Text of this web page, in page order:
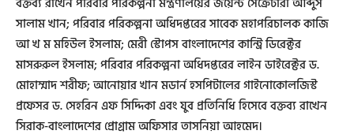
সালাম খান; পরিবার পরিকল্পনা অধিদপ্তরের সাবেক মহাপরিচালক কাজি
আ খ ম মহিউল ইসলাম; মেরী স্টোপস বাংলাদেশের কান্ট্রি ডিরেক্টর
মাসরুরুল ইসলাম; পরিবার পরিকল্পনা অধিদপ্তরের লাইন ডাইরেক্টর ড.
মোহাম্মাদ শরীফ; আনোয়ার খান মডার্ন হসপিটালের গাইনোকোলজিস্ট
প্রফেসর ড. সেহরিন এফ সিদ্দিকা এবং যুব প্রতিনিধি হিসেবে বক্তব্য রাখেন
সিরাক-বাংলাদেশের প্রোগ্রাম অফিসার তাসনিয়া আহমেদ।